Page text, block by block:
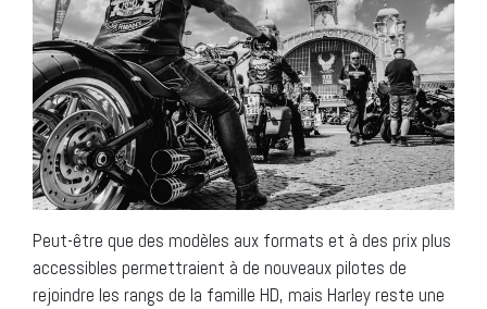
Peut-être que des modèles aux formats et à des prix plus
accessibles permettraient à de nouveaux pilotes de
rejoindre les rangs de la famille HD, mais Harley reste une